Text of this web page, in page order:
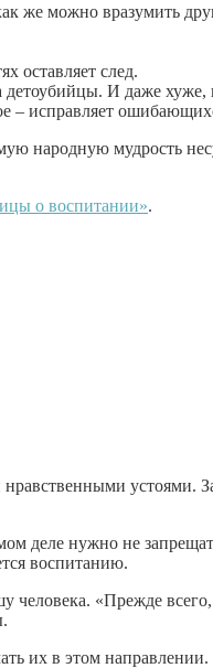
же можно вразумить
оставляет след.
И даже
– исправляет
народную мудрость
о воспитании».
деле нужно не
воспитанию.
«Прежде
их в этом